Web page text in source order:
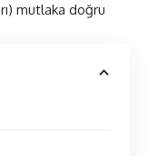
mutlaka doğru